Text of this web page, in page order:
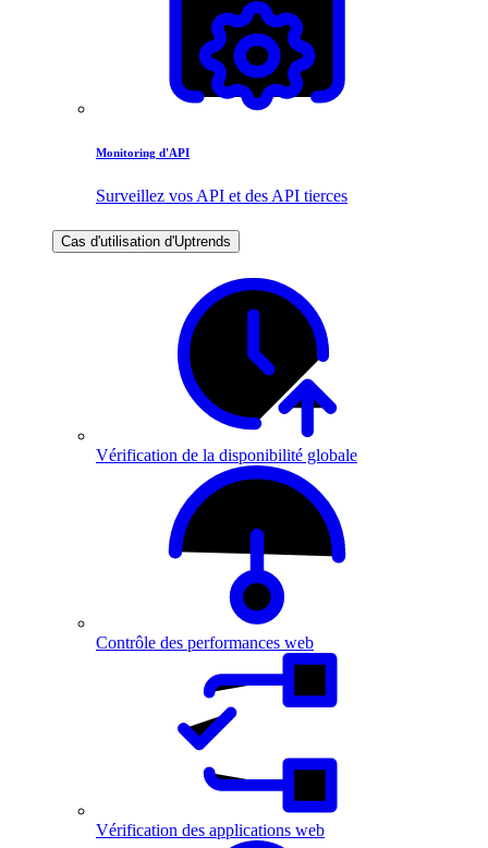
Monitoring d'API
Surveillez vos API et des API tierces
Cas d'utilisation d'Uptrends
Vérification de la disponibilité globale
Contrôle des performances web
Vérification des applications web